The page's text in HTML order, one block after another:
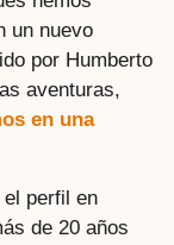
un nuevo
por Humberto
aventuras,
en una
perfil en
de 20 años